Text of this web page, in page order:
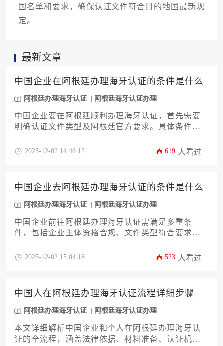
国名单和要求，确保认证文件符合目的地国最新规
定。
最新文章
中国企业在阿根廷办理海牙认证的条件是什么
阿根廷办理海牙认证 阿根廷海牙认证办理
中国企业要在阿根廷顺利办理海牙认证，首先需要
明确认证文件类型及阿根廷官方要求。具体条件包
廷领事馆的特殊规定。企业还需注意认证时效性和
2025-12-02 14:46:12 619 人看过
中国企业去阿根廷办理海牙认证的条件是什么
阿根廷办理海牙认证 阿根廷海牙认证办理
中国企业前往阿根廷办理海牙认证需满足多重条
件，包括企业主体资格合规、文件类型符合要求、
析办理条件、核心材料及常见问题，助力企业高效
2025-12-02 15:04:18 523 人看过
中国人在阿根廷办理海牙认证流程详细步骤
阿根廷办理海牙认证 阿根廷海牙认证办理
本文详细解析中国企业和个人在阿根廷办理海牙认
证的全流程，涵盖法律依据、材料准备、认证机构